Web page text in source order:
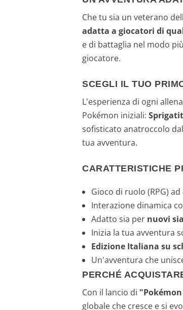
Che tu sia un veterano
adatta a giocatori di
e di battaglia nel modo
giocatore.
SCEGLI IL TUO
L'esperienza di ogni
Pokémon iniziali:
sofisticato anatroccolo
tua avventura.
CARATTERISTICHE
Gioco di ruolo (RPG) ad
Interazione dinamica
Adatto sia per nuovi
Inizia la tua avventura
Edizione Italiana su
Un'avventura che
PERCHÉ
Con il lancio di
globale che cresce e si